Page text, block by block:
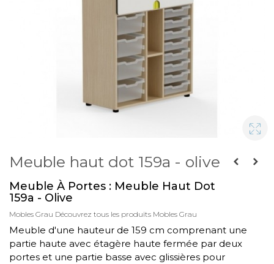
Meuble haut dot 159a - olive
Meuble À Portes : Meuble Haut Dot
159a - Olive
Mobles Grau Découvrez tous les produits Mobles Grau
Meuble d'une hauteur de 159 cm comprenant une
partie haute avec étagère haute fermée par deux
portes et une partie basse avec glissières pour